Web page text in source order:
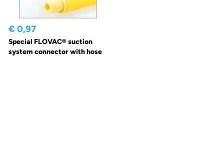
€ 0,97
Special FLOVAC® suction
system connector with hose